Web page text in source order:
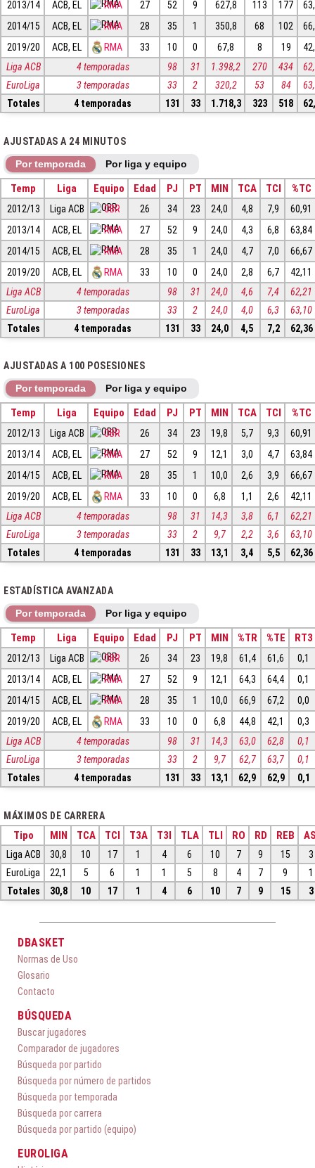
2013/14
ACB, EL RMA 27 52 9 627,8 113 177
2014/15
ACB, EL RMA 28 35 1 350,8 68 102
2019/20
ACB, EL RMA 33 10 0 67,8 8 19
Liga ACB
4 temporadas 98 31 1.398,2 270 434
EuroLiga
3 temporadas 33 2 320,2 53 84
Totales
4 temporadas 131 33 1.718,3 323 518
AJUSTADAS A 24 MINUTOS
Por temporada Por liga y equipo
Temp Liga Equipo Edad PJ PT MIN TCA TCI %TC
2012/13 Liga ACB OBR 26 34 23 24,0 4,8 7,9
60,91
2013/14
ACB, EL RMA 27 52 9 24,0 4,3 6,8
63,84
2014/15
ACB, EL RMA 28 35 1 24,0 4,7 7,0
66,67
2019/20
ACB, EL RMA 33 10 0 24,0 2,8 6,7
42,11
Liga ACB
4 temporadas 98 31 24,0 4,6 7,4
62,21
EuroLiga
3 temporadas 33 2 24,0 4,0 6,3
63,10
Totales
4 temporadas 131 33 24,0 4,5 7,2 62,36
AJUSTADAS A 100 POSESIONES
Por temporada Por liga y equipo
Temp Liga Equipo Edad PJ PT MIN TCA TCI %TC
2012/13 Liga ACB OBR 26 34 23 19,8 5,7 9,3
60,91
2013/14
ACB, EL RMA 27 52 9 12,1 3,0 4,7
63,84
2014/15
ACB, EL RMA 28 35 1 10,0 2,6 3,9
66,67
2019/20
ACB, EL RMA 33 10 0 6,8 1,1 2,6
42,11
Liga ACB
4 temporadas 98 31 14,3 3,8 6,1
62,21
EuroLiga
3 temporadas 33 2 9,7 2,2 3,6
63,10
Totales
4 temporadas 131 33 13,1 3,4 5,5 62,36
ESTADÍSTICA AVANZADA
Por temporada Por liga y equipo
Temp Liga Equipo Edad PJ PT MIN %TR %TE RT3
2012/13 Liga ACB OBR 26 34 23 19,8 61,4 61,6
0,1
2013/14
ACB, EL RMA 27 52 9 12,1 64,3 64,4
0,1
2014/15
ACB, EL RMA 28 35 1 10,0 66,9 67,2
0,0
2019/20
ACB, EL RMA 33 10 0 6,8 44,8 42,1
0,3
Liga ACB
4 temporadas 98 31 14,3 63,0 62,8
0,1
EuroLiga
3 temporadas 33 2 9,7 62,7 63,7
0,1
Totales
4 temporadas 131 33 13,1 62,9 62,9 0,1
MÁXIMOS DE CARRERA
Tipo MIN TCA TCI T3A T3I TLA TLI RO RD REB
Liga ACB 30,8 10 17 1 4 6 10 7 9 15
3
EuroLiga
22,1 5 6 1 1 5 8 4 7 9
1
Totales
30,8 10 17 1 4 6 10 7 9 15 3
DBASKET
Normas de Uso
Glosario
Contacto
BÚSQUEDA
Buscar jugadores
Comparador de jugadores
Búsqueda por partido
Búsqueda por número de partidos
Búsqueda por temporada
Búsqueda por carrera
Búsqueda por partido (equipo)
EUROLIGA